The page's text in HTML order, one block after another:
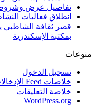
تفاصيل عرض وشروط
انطلاق فعاليات
قصر ثقافة الشاطبي
بمكتبة الإسكندرية
منوعات
تسجيل الدخول
خلاصات Feed الإدخالات
خلاصة التعليقات
WordPress.org